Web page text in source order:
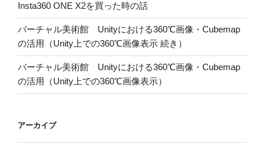
Insta360 ONE X2を買った時の話
バーチャル美術館 Unityにおける360℃画像・Cubemap
の活用（Unity上での360℃画像表示 続き）
バーチャル美術館 Unityにおける360℃画像・Cubemap
の活用（Unity上での360℃画像表示）
アーカイブ